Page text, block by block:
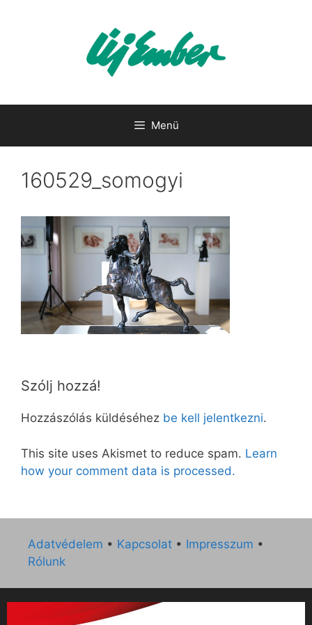
Menü
160529_somogyi
Szólj hozzá!
Hozzászólás küldéséhez be kell jelentkezni.
This site uses Akismet to reduce spam. Learn
how your comment data is processed.
Adatvédelem • Kapcsolat • Impresszum •
Rólunk